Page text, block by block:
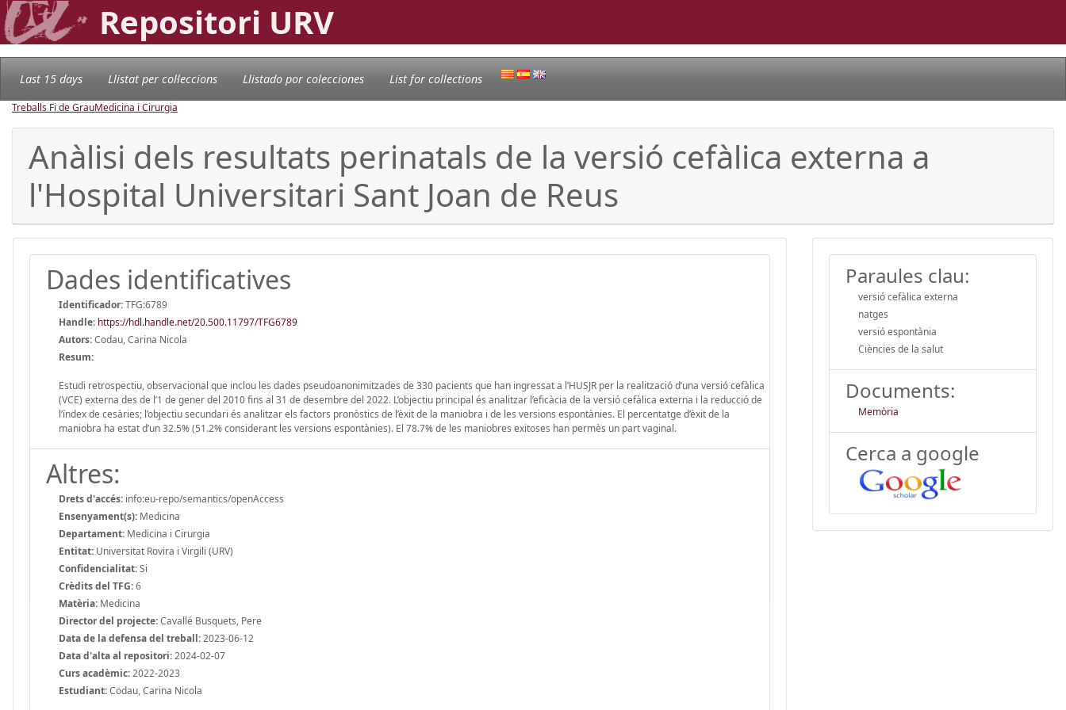
Repositori URV
Last 15 days Llistat per col·leccions Llistado por colecciones List for collections
Treballs Fi de GrauMedicina i Cirurgia
Anàlisi dels resultats perinatals de la versió cefàlica externa a
l'Hospital Universitari Sant Joan de Reus
Dades identificatives
Identificador:TFG:6789
Handle: https://hdl.handle.net/20.500.11797/TFG6789
Autors:Codau, Carina Nicola
Resum:
Estudi retrospectiu, observacional que inclou les dades pseudoanonimitzades de 330 pacients que han ingressat a l’HUSJR per la realització d’una versió cefàlica
(VCE) externa des de l’1 de gener del 2010 fins al 31 de desembre del 2022. L’objectiu principal és analitzar l’eficàcia de la versió cefàlica externa i la reducció de
l’índex de cesàries; l’objectiu secundari és analitzar els factors pronòstics de l’èxit de la maniobra i de les versions espontànies. El percentatge d’èxit de la
maniobra ha estat d’un 32.5% (51.2% considerant les versions espontànies). El 78.7% de les maniobres exitoses han permès un part vaginal.
Altres:
Drets d'accés: info:eu-repo/semantics/openAccess
Ensenyament(s): Medicina
Departament: Medicina i Cirurgia
Entitat: Universitat Rovira i Virgili (URV)
Confidencialitat:Si
Crèdits del TFG:6
Matèria: Medicina
Director del projecte:Cavallé Busquets, Pere
Data de la defensa del treball:2023-06-12
Data d'alta al repositori:2024-02-07
Curs acadèmic:2022-2023
Estudiant:Codau, Carina Nicola
Paraules clau:
versió cefàlica externa
natges
versió espontània
Ciències de la salut
Documents:
Memòria
Cerca a google